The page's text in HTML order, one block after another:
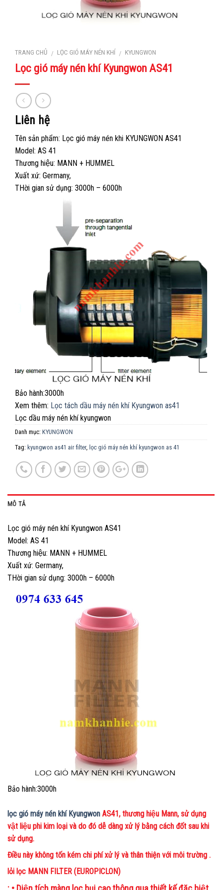
TRANG CHỦ / LỌC GIÓ MÁY NÉN KHÍ / KYUNGWON
Lọc gió máy nén khí Kyungwon AS41
Liên hệ
Tên sản phẩm: Lọc gió máy nén khi KYUNGWON AS41
Model: AS 41
Thương hiệu: MANN + HUMMEL
Xuất xứ: Germany,
THời gian sử dụng: 3000h – 6000h
Bảo hành:3000h
Xem thêm: Lọc tách dầu máy nén khí Kyungwon as41
Lọc dầu máy nén khí kyungwon
Danh mục: KYUNGWON
Tag: kyungwon as41 air filter, lọc gió máy nén khí kyungwon as 41
MÔ TẢ
Lọc gió máy nén khí Kyungwon AS41
Model: AS 41
Thương hiệu: MANN + HUMMEL
Xuất xứ: Germany,
THời gian sử dụng: 3000h – 6000h
Bảo hành:3000h
lọc gió máy nén khí Kyungwon AS41, thương hiệu Mann, sử dụng
vật liệu phi kim loại và do đó dễ dàng xử lý bằng cách đốt sau khi
sử dụng.
Điều này không tốn kém chi phí xử lý và thân thiện với môi trường .
lỏi lọc MANN FILTER (EUROPICLON)